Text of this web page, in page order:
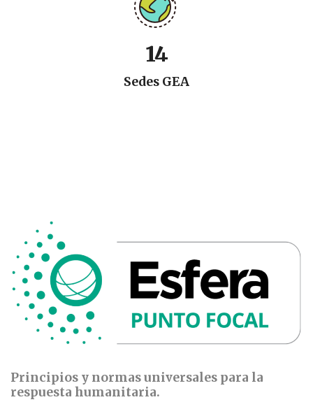
14
Sedes GEA
Principios y normas universales para la
respuesta humanitaria.